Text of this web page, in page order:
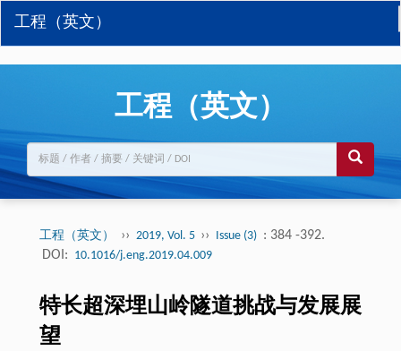
工程（英文）
工程（英文）
工程（英文） ›› 2019, Vol. 5 ›› Issue (3) : 384 -392.
DOI: 10.1016/j.eng.2019.04.009
特长超深埋山岭隧道挑战与发展展
望